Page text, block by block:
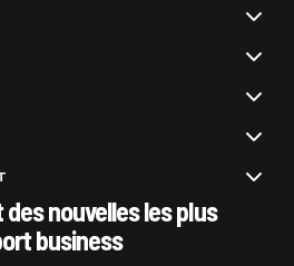
nouvelles les plus
business